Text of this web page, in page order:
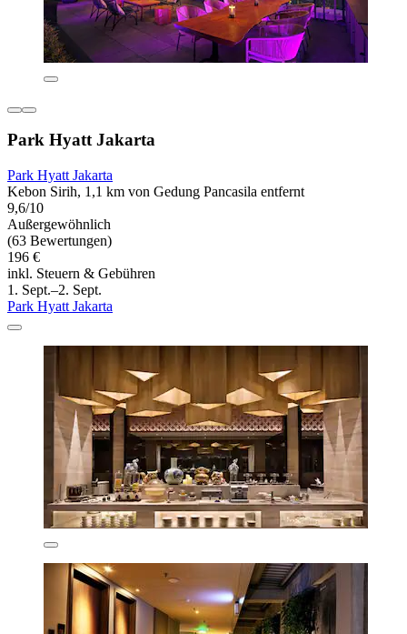
Park Hyatt Jakarta
Park Hyatt Jakarta
Kebon Sirih, 1,1 km von Gedung Pancasila entfernt
9,6/10
Außergewöhnlich
(63 Bewertungen)
196 €
inkl. Steuern & Gebühren
1. Sept.–2. Sept.
Park Hyatt Jakarta